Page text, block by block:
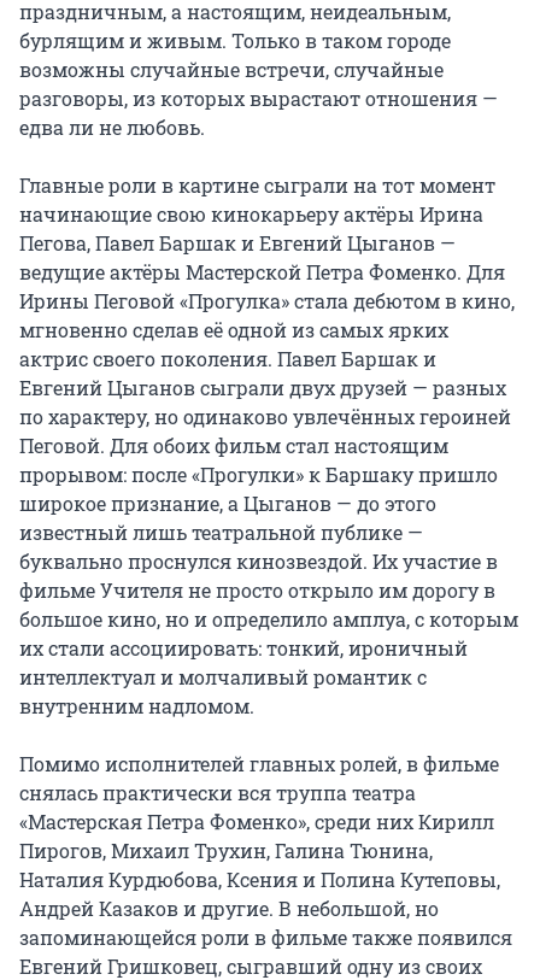
праздничным, а настоящим, неидеальным,
бурлящим и живым. Только в таком городе
возможны случайные встречи, случайные
разговоры, из которых вырастают отношения —
едва ли не любовь.
Главные роли в картине сыграли на тот момент
начинающие свою кинокарьеру актёры Ирина
Пегова, Павел Баршак и Евгений Цыганов —
ведущие актёры Мастерской Петра Фоменко. Для
Ирины Пеговой «Прогулка» стала дебютом в кино,
мгновенно сделав её одной из самых ярких
актрис своего поколения. Павел Баршак и
Евгений Цыганов сыграли двух друзей — разных
по характеру, но одинаково увлечённых героиней
Пеговой. Для обоих фильм стал настоящим
прорывом: после «Прогулки» к Баршаку пришло
широкое признание, а Цыганов — до этого
известный лишь театральной публике —
буквально проснулся кинозвездой. Их участие в
фильме Учителя не просто открыло им дорогу в
большое кино, но и определило амплуа, с которым
их стали ассоциировать: тонкий, ироничный
интеллектуал и молчаливый романтик с
внутренним надломом.
Помимо исполнителей главных ролей, в фильме
снялась практически вся труппа театра
«Мастерская Петра Фоменко», среди них Кирилл
Пирогов, Михаил Трухин, Галина Тюнина,
Наталия Курдюбова, Ксения и Полина Кутеповы,
Андрей Казаков и другие. В небольшой, но
запоминающейся роли в фильме также появился
Евгений Гришковец, сыгравший одну из своих